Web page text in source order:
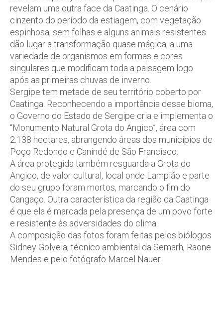
revelam uma outra face da Caatinga. O cenário
cinzento do período da estiagem, com vegetação
espinhosa, sem folhas e alguns animais resistentes
dão lugar a transformação quase mágica, a uma
variedade de organismos em formas e cores
singulares que modificam toda a paisagem logo
após as primeiras chuvas de inverno.
Sergipe tem metade de seu território coberto por
Caatinga. Reconhecendo a importância desse bioma,
o Governo do Estado de Sergipe cria e implementa o
“Monumento Natural Grota do Angico”, área com
2.138 hectares, abrangendo áreas dos municípios de
Poço Redondo e Canindé de São Francisco.
A área protegida também resguarda a Grota do
Angico, de valor cultural, local onde Lampião e parte
do seu grupo foram mortos, marcando o fim do
Cangaço. Outra característica da região da Caatinga
é que ela é marcada pela presença de um povo forte
e resistente às adversidades do clima.
A composição das fotos foram feitas pelos biólogos
Sidney Golveia, técnico ambiental da Semarh, Raone
Mendes e pelo fotógrafo Marcel Nauer.